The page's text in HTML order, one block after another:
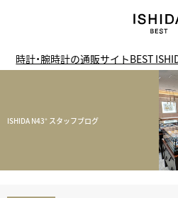
時計・腕時計の通販サイトBEST
ISHIDA N43° スタッフブログ